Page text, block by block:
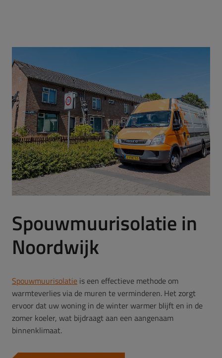
Spouwmuurisolatie in
Noordwijk
Spouwmuurisolatie is een effectieve methode om
warmteverlies via de muren te verminderen. Het zorgt
ervoor dat uw woning in de winter warmer blijft en in de
zomer koeler, wat bijdraagt aan een aangenaam
binnenklimaat.